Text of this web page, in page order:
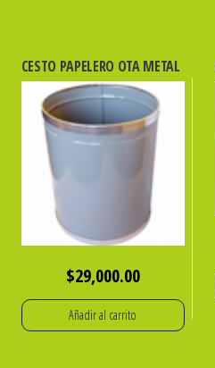
CESTO PAPELERO OTA METAL
$29,000.00
Añadir al carrito